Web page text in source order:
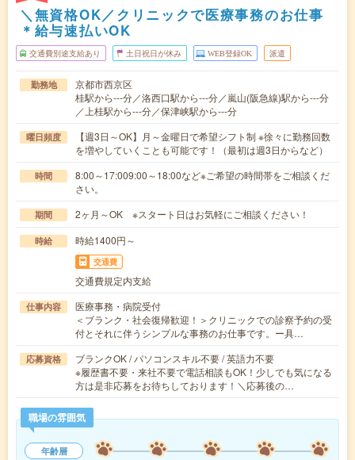
＼無資格OK／クリニックで医療事務のお仕事
＊給与速払いOK
交通費別途支給あり 土日祝日が休み WEB登録OK 派遣
勤務地
京都市西京区
桂駅から---分／洛西口駅から---分／嵐山(阪急線)駅から---分
／上桂駅から---分／保津峡駅から---分
曜日頻度
【週3日～OK】月～金曜日で希望シフト制 ※徐々に勤務回数
を増やしていくことも可能です！（最初は週3日からなど）
時間
8:00～17:009:00～18:00など※ご希望の時間帯をご相談くだ
さい。
期間 2ヶ月～OK ※スタート日はお気軽にご相談ください！
時給 時給1400円～
交通費
交通費規定内支給
仕事内容
医療事務・病院受付
＜ブランク・社会復帰歓迎！＞クリニックでの診察予約の受
付とそれに伴うシンプルな事務のお仕事です。ー具…
応募資格
ブランクOK / パソコンスキル不要 / 英語力不要
※履歴書不要・来社不要で電話相談もOK！少しでも気になる
方は是非応募をお待ちしております！＼応募後の…
職場の雰囲気
年齢層